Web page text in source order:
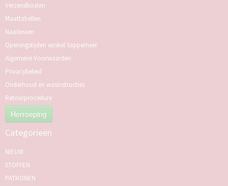
Verzendkosten
Maattabellen
Naailessen
Openingstijden winkel Sappemeer
Algemene Voorwaarden
Privacybeleid
Onderhoud en wasinstructies
Retourprocedure
Herroeping
Categorieën
NIEUW
STOFFEN
PATRONEN